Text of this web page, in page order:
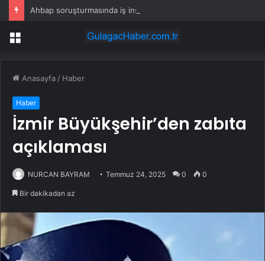
Menü
Anasayfa / Haber
Haber
İzmir Büyükşehir’den zabıta
açıklaması
NURCAN BAYRAM Temmuz 24, 2025 0 0
Bir dakikadan az